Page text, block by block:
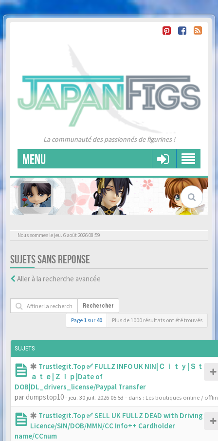
La communauté des passionnés de figurines !
MENU
Nous sommes le jeu. 6 août 2026 08:59
SUJETS SANS REPONSE
Aller à la recherche avancée
Rechercher
Page 1 sur 40 Plus de 1000 résultats ont été trouvés
SUJETS
Trustlegit.Top ✅ FULLZ INFO UK NIN|Ｃｉｔｙ|Ｓｔ
ａｔｅ|Ｚｉｐ|Date of
DOB|DL_drivers_license/Paypal Transfer
par dumpstop10- jeu. 30 juil. 2026 05:53 - dans : Les boutiques online /
Trustlegit.Top ✅ SELL UK FULLZ DEAD with Driving
Licence/SIN/DOB/MMN/CC Info++ Cardholder
name/CCnum